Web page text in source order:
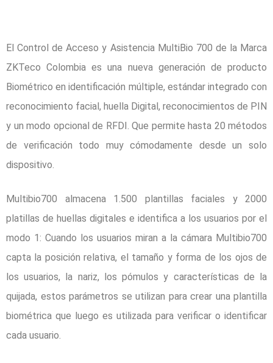
El Control de Acceso y Asistencia MultiBio 700 de la Marca
ZKTeco Colombia es una nueva generación de producto
Biométrico en identificación múltiple, estándar integrado con
reconocimiento facial, huella Digital, reconocimientos de PIN
y un modo opcional de RFDI. Que permite hasta 20 métodos
de verificación todo muy cómodamente desde un solo
dispositivo.
Multibio700 almacena 1.500 plantillas faciales y 2000
platillas de huellas digitales e identifica a los usuarios por el
modo 1: Cuando los usuarios miran a la cámara Multibio700
capta la posición relativa, el tamaño y forma de los ojos de
los usuarios, la nariz, los pómulos y características de la
quijada, estos parámetros se utilizan para crear una plantilla
biométrica que luego es utilizada para verificar o identificar
cada usuario.